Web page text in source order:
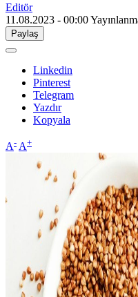
Editör
11.08.2023 - 00:00
Paylaş
Linkedin
Pinterest
Telegram
Yazdır
Kopyala
A- A+